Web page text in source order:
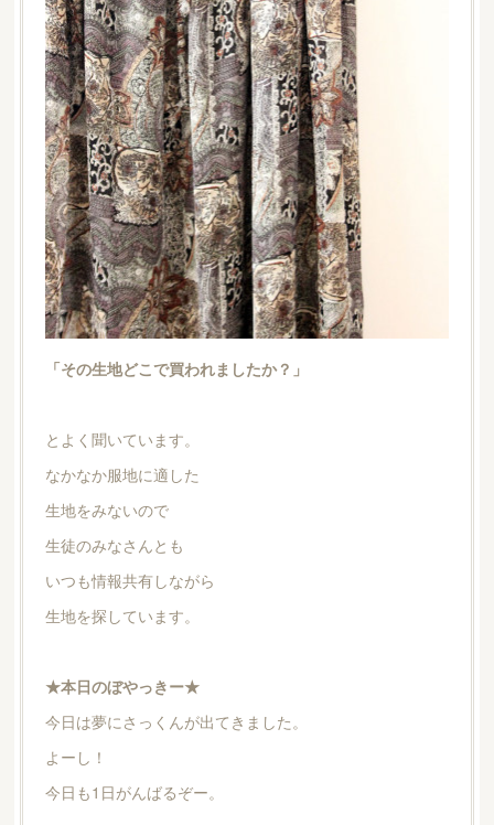
「その生地どこで買われましたか？」
とよく聞いています。
なかなか服地に適した
生地をみないので
生徒のみなさんとも
いつも情報共有しながら
生地を探しています。
★本日のぼやっきー★
今日は夢にさっくんが出てきました。
よーし！
今日も1日がんばるぞー。